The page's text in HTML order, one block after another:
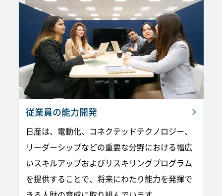
従業員の能力開発
日産は、電動化、コネクテッドテクノロジー、
リーダーシップなどの重要な分野における幅広
いスキルアップおよびリスキリングプログラム
を提供することで、将来にわたり能力を発揮で